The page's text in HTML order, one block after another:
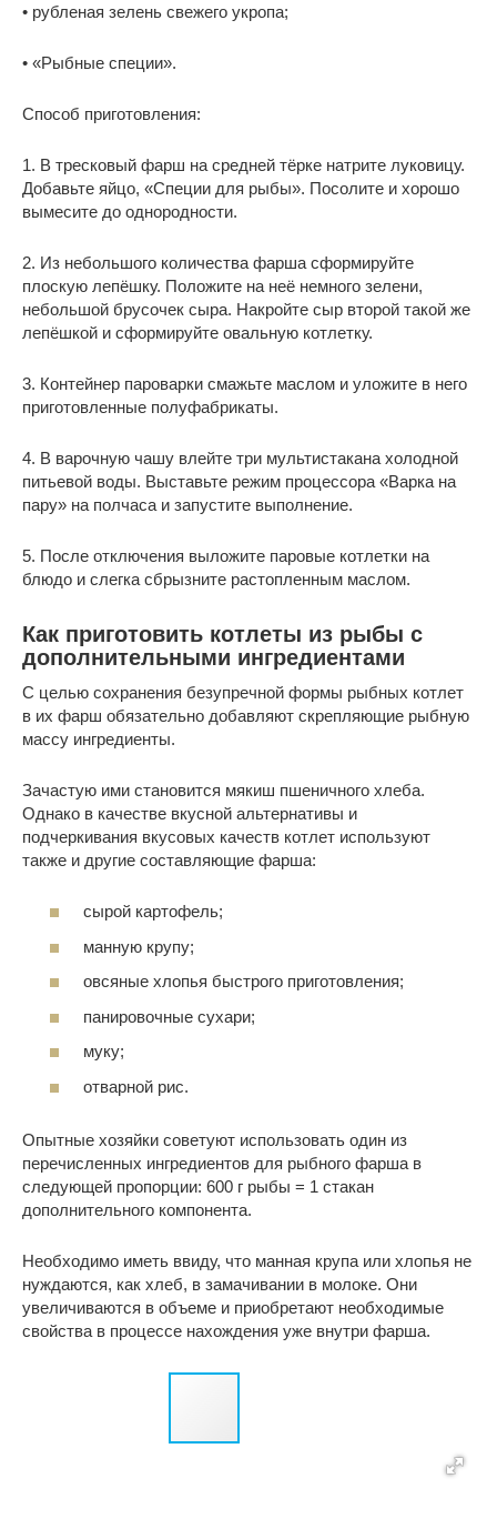
• рубленая зелень свежего укропа;
• «Рыбные специи».
Способ приготовления:
1. В тресковый фарш на средней тёрке натрите луковицу.
Добавьте яйцо, «Специи для рыбы». Посолите и хорошо
вымесите до однородности.
2. Из небольшого количества фарша сформируйте
плоскую лепёшку. Положите на неё немного зелени,
небольшой брусочек сыра. Накройте сыр второй такой же
лепёшкой и сформируйте овальную котлетку.
3. Контейнер пароварки смажьте маслом и уложите в него
приготовленные полуфабрикаты.
4. В варочную чашу влейте три мультистакана холодной
питьевой воды. Выставьте режим процессора «Варка на
пару» на полчаса и запустите выполнение.
5. После отключения выложите паровые котлетки на
блюдо и слегка сбрызните растопленным маслом.
Как приготовить котлеты из рыбы с
дополнительными ингредиентами
С целью сохранения безупречной формы рыбных котлет
в их фарш обязательно добавляют скрепляющие рыбную
массу ингредиенты.
Зачастую ими становится мякиш пшеничного хлеба.
Однако в качестве вкусной альтернативы и
подчеркивания вкусовых качеств котлет используют
также и другие составляющие фарша:
сырой картофель;
манную крупу;
овсяные хлопья быстрого приготовления;
панировочные сухари;
муку;
отварной рис.
Опытные хозяйки советуют использовать один из
перечисленных ингредиентов для рыбного фарша в
следующей пропорции: 600 г рыбы = 1 стакан
дополнительного компонента.
Необходимо иметь ввиду, что манная крупа или хлопья не
нуждаются, как хлеб, в замачивании в молоке. Они
увеличиваются в объеме и приобретают необходимые
свойства в процессе нахождения уже внутри фарша.